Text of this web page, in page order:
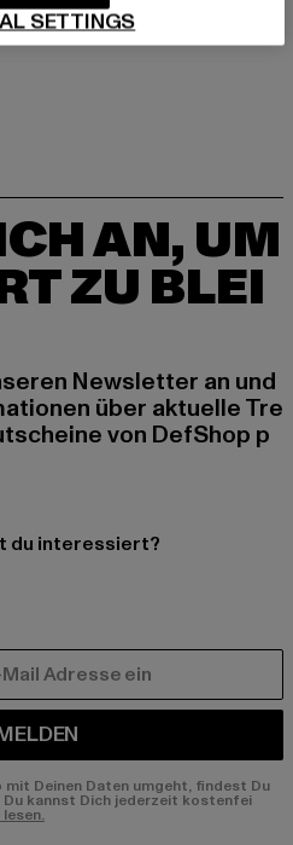
AN, UM
ZU BLEI
Newsletter an und
über aktuelle Tre
von DefShop p
du interessiert?
Deinen Daten umgeht, findest Du
kannst Dich jederzeit kostenfei
SETTINGS